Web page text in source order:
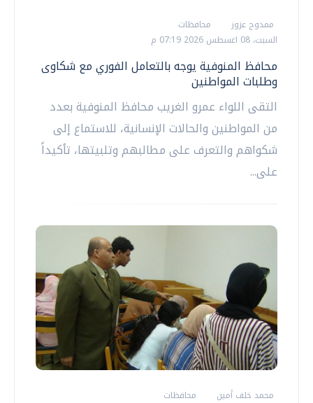
ممدوح عزوز
محافظات
السبت، 08 اغسطس 2026 07:19 م
محافظ المنوفية يوجه بالتعامل الفوري مع شكاوى
وطلبات المواطنين
التقى اللواء عمرو الغريب محافظ المنوفية بعدد
من المواطنين والحالات الإنسانية، للاستماع إلى
شكواهم والتعرف على مطالبهم وتلبيتها، تأكيداً
على...
محمد خلف أمين
محافظات